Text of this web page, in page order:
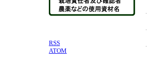
RSS
ATOM